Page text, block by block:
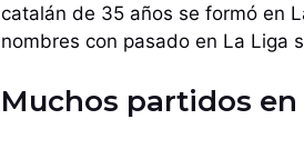
catalán de 35 años se formó en
nombres con pasado en La Liga
Muchos partidos